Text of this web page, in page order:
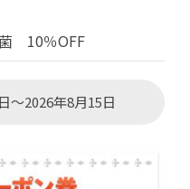
10％OFF
～2026年8月15日